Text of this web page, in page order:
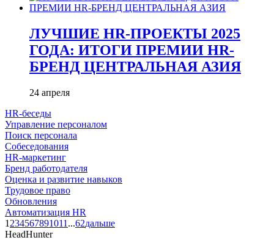
ЛУЧШИЕ HR-ПРОЕКТЫ 2025
ГОДА: ИТОГИ ПРЕМИИ HR-
БРЕНД ЦЕНТРАЛЬНАЯ АЗИЯ
24 апреля
HR-беседы
Управление персоналом
Поиск персонала
Собеседования
HR-маркетинг
Бренд работодателя
Оценка и развитие навыков
Трудовое право
Обновления
Автоматизация HR
1 234567891011 ...62дальше
HeadHunter